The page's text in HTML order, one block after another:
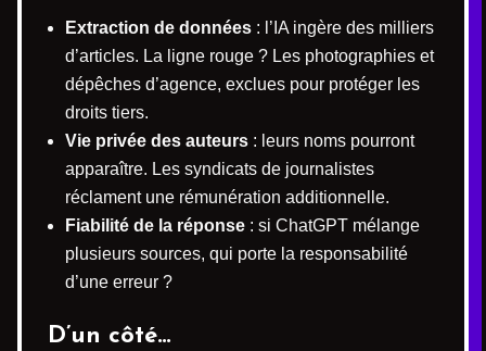
Extraction de données : l’IA ingère des milliers
d’articles. La ligne rouge ? Les photographies et
dépêches d’agence, exclues pour protéger les
droits tiers.
Vie privée des auteurs : leurs noms pourront
apparaître. Les syndicats de journalistes
réclament une rémunération additionnelle.
Fiabilité de la réponse : si ChatGPT mélange
plusieurs sources, qui porte la responsabilité
d’une erreur ?
D’un côté…